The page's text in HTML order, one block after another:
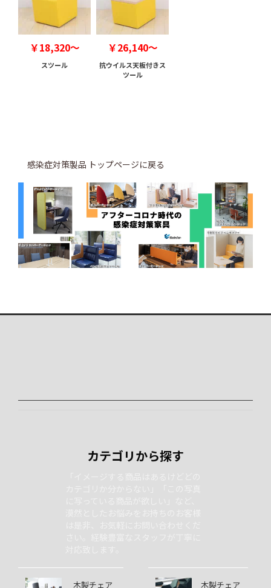
￥18,320～
スツール
￥26,140～
抗ウイルス天板付きス
ツール
感染症対策製品 トップページに戻る
カテゴリから探す
木製チェア 木製チェア